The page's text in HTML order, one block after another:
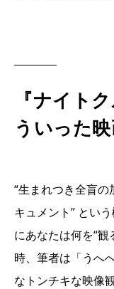
『ナイト
ういった
“生まれつき全盲
キュメント” とい
にあなたは何を“
時、筆者は「うへ
なトンチキな映像